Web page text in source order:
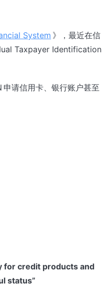
System 》，最近在信
Taxpayer Identification
申请信用卡、银行账户甚至
for credit products and
status”